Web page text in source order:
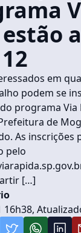
em
podem se
programa Via
de
As inscrições
pelo
[…]
16h38,